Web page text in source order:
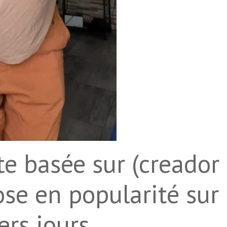
basée sur (creador
en popularité sur